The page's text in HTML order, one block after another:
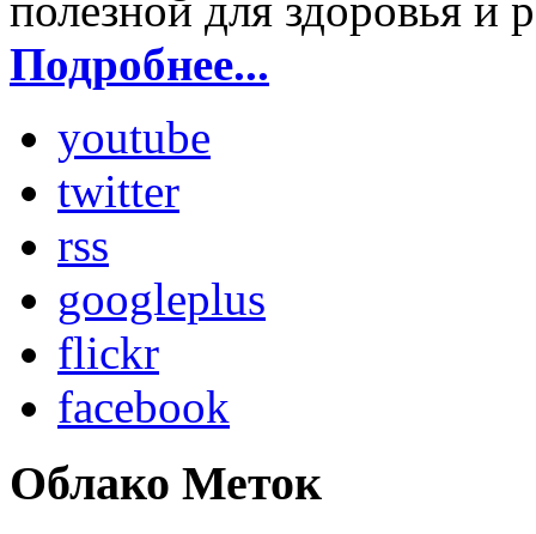
Подробнее...
youtube
twitter
rss
googleplus
flickr
facebook
Облако Меток